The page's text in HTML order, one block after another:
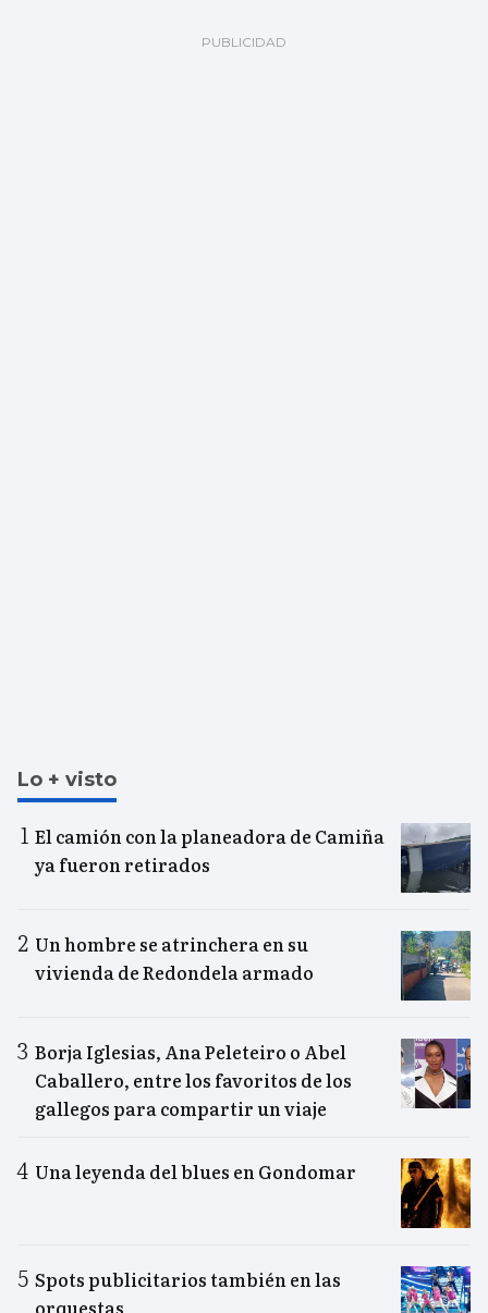
Lo + visto
El camión con la planeadora de Camiña
ya fueron retirados
Un hombre se atrinchera en su
vivienda de Redondela armado
Borja Iglesias, Ana Peleteiro o Abel
Caballero, entre los favoritos de los
gallegos para compartir un viaje
Una leyenda del blues en Gondomar
Spots publicitarios también en las